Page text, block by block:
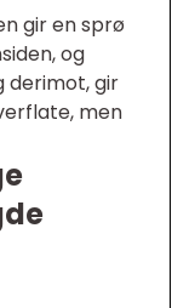
gir en sprø
og
derimot, gir
men